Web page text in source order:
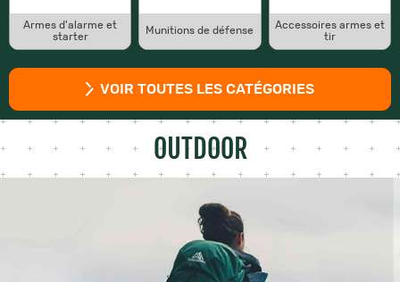
Armes d'alarme et
starter
Munitions de défense
Accessoires armes et
tir
VOIR TOUTES LES CATÉGORIES
OUTDOOR